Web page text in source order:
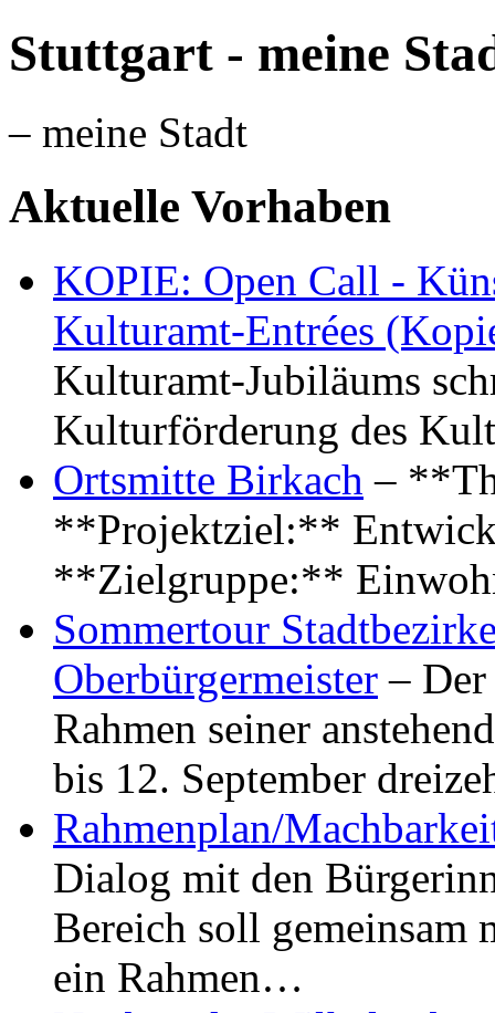
Stuttgart - meine
– meine Stadt
Aktuelle Vorhaben
KOPIE: Open Call -
Kulturamt-Entrées
Kulturamt-Jubiläums
Kulturförderung des
Ortsmitte Birkach –
**Projektziel:**
**Zielgruppe:**
Sommertour
Oberbürgermeister –
Rahmen seiner
bis 12. September
Rahmenplan/
Dialog mit den
Bereich soll gemeinsam
ein Rahmen…